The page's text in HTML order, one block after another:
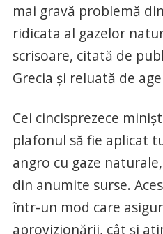
mai gravă problemă
ridicata al gazelor
scrisoare, citată de
Grecia și reluată de
Cei cincisprezece
plafonul să fie aplicat
angro cu gaze
din anumite surse.
într-un mod care
aprovizionării, cât și